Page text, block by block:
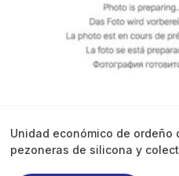
Unidad económico de ordeño
pezoneras de silicona y